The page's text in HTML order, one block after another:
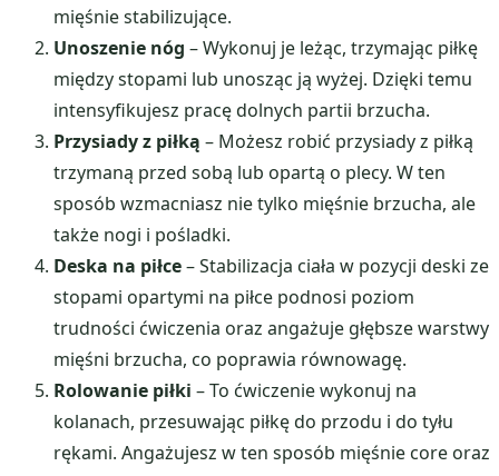
mięśnie stabilizujące.
Unoszenie nóg – Wykonuj je leżąc, trzymając piłkę
między stopami lub unosząc ją wyżej. Dzięki temu
intensyfikujesz pracę dolnych partii brzucha.
Przysiady z piłką – Możesz robić przysiady z piłką
trzymaną przed sobą lub opartą o plecy. W ten
sposób wzmacniasz nie tylko mięśnie brzucha, ale
także nogi i pośladki.
Deska na piłce– Stabilizacja ciała w pozycji deski ze
stopami opartymi na piłce podnosi poziom
trudności ćwiczenia oraz angażuje głębsze warstwy
mięśni brzucha, co poprawia równowagę.
Rolowanie piłki – To ćwiczenie wykonuj na
kolanach, przesuwając piłkę do przodu i do tyłu
rękami. Angażujesz w ten sposób mięśnie core oraz